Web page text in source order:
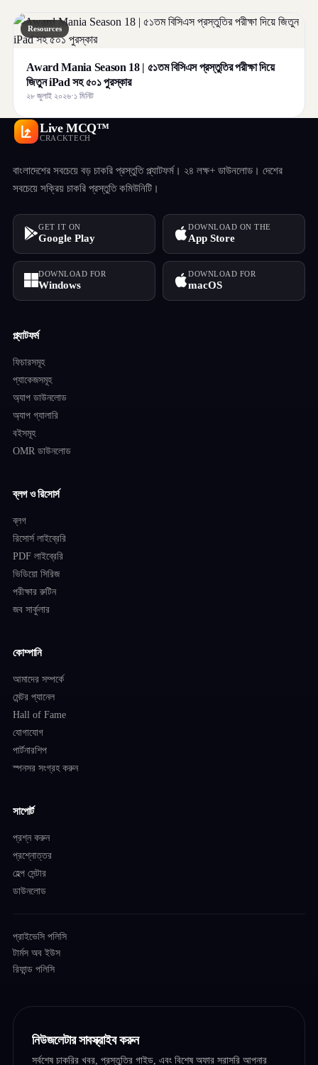
Resources
Award Mania Season 18 | ৫১তম বিসিএস প্রস্তুতির পরীক্ষা দিয়ে
জিতুন iPad সহ ৫০১ পুরস্কার
২৮ জুলাই ২০২৬·১ মিনিট
Live MCQ™
CRACKTECH
বাংলাদেশের সবচেয়ে বড় চাকরি প্রস্তুতি প্ল্যাটফর্ম। ২৪ লক্ষ+ ডাউনলোড। দেশের
সবচেয়ে সক্রিয় চাকরি প্রস্তুতি কমিউনিটি।
GET IT ON
Google Play
DOWNLOAD ON THE
App Store
DOWNLOAD FOR
Windows
DOWNLOAD FOR
macOS
প্ল্যাটফর্ম
ফিচারসমূহ
প্যাকেজসমূহ
অ্যাপ ডাউনলোড
অ্যাপ গ্যালারি
বইসমূহ
OMR ডাউনলোড
ব্লগ ও রিসোর্স
ব্লগ
রিসোর্স লাইব্রেরি
PDF লাইব্রেরি
ভিডিয়ো সিরিজ
পরীক্ষার রুটিন
জব সার্কুলার
কোম্পানি
আমাদের সম্পর্কে
মেন্টর প্যানেল
Hall of Fame
যোগাযোগ
পার্টনারশিপ
স্পনসর সংগ্রহ করুন
সাপোর্ট
প্রশ্ন করুন
প্রশ্নোত্তর
হেল্প সেন্টার
ডাউনলোড
প্রাইভেসি পলিসি
টার্মস অব ইউস
রিফান্ড পলিসি
নিউজলেটার সাবস্ক্রাইব করুন
সর্বশেষ চাকরির খবর, প্রস্তুতির গাইড, এবং বিশেষ অফার সরাসরি আপনার